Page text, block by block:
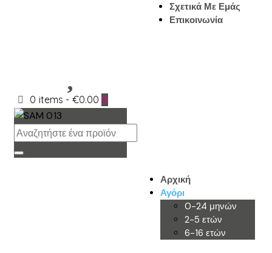
Σχετικά Με Εμάς
Επικοινωνία
0 items - €0.00 0
Αρχική
Αγόρι
0-24 μηνών
2-5 ετών
6-16 ετών